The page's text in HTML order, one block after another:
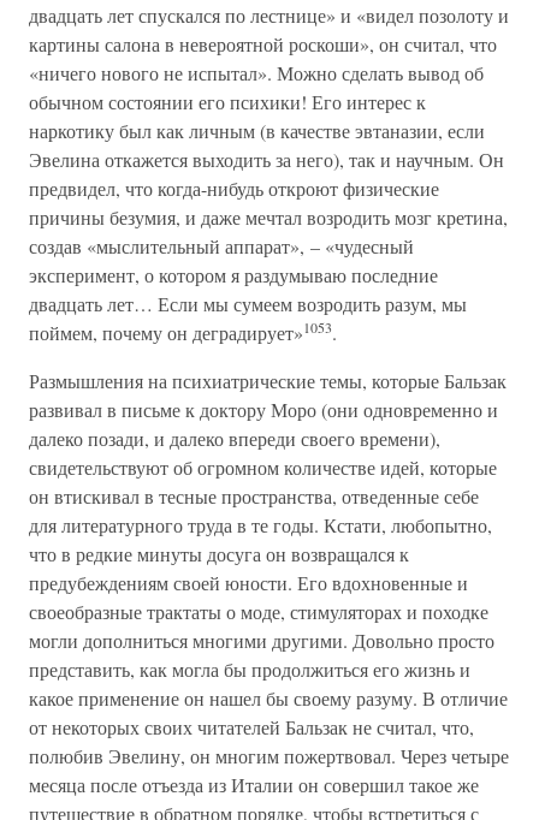
двадцать лет спускался по лестнице» и «видел позолоту и
картины салона в невероятной роскоши», он считал, что
«ничего нового не испытал». Можно сделать вывод об
обычном состоянии его психики! Его интерес к
наркотику был как личным (в качестве эвтаназии, если
Эвелина откажется выходить за него), так и научным. Он
предвидел, что когда-нибудь откроют физические
причины безумия, и даже мечтал возродить мозг кретина,
создав «мыслительный аппарат», – «чудесный
эксперимент, о котором я раздумываю последние
двадцать лет… Если мы сумеем возродить разум, мы
поймем, почему он деградирует»1053.
Размышления на психиатрические темы, которые Бальзак
развивал в письме к доктору Моро (они одновременно и
далеко позади, и далеко впереди своего времени),
свидетельствуют об огромном количестве идей, которые
он втискивал в тесные пространства, отведенные себе
для литературного труда в те годы. Кстати, любопытно,
что в редкие минуты досуга он возвращался к
предубеждениям своей юности. Его вдохновенные и
своеобразные трактаты о моде, стимуляторах и походке
могли дополниться многими другими. Довольно просто
представить, как могла бы продолжиться его жизнь и
какое применение он нашел бы своему разуму. В отличие
от некоторых своих читателей Бальзак не считал, что,
полюбив Эвелину, он многим пожертвовал. Через четыре
месяца после отъезда из Италии он совершил такое же
путешествие в обратном порядке, чтобы встретиться с